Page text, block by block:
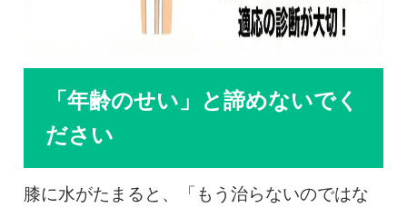
「年齢のせい」と諦めないでく
ださい
膝に水がたまると、「もう治らないのではな